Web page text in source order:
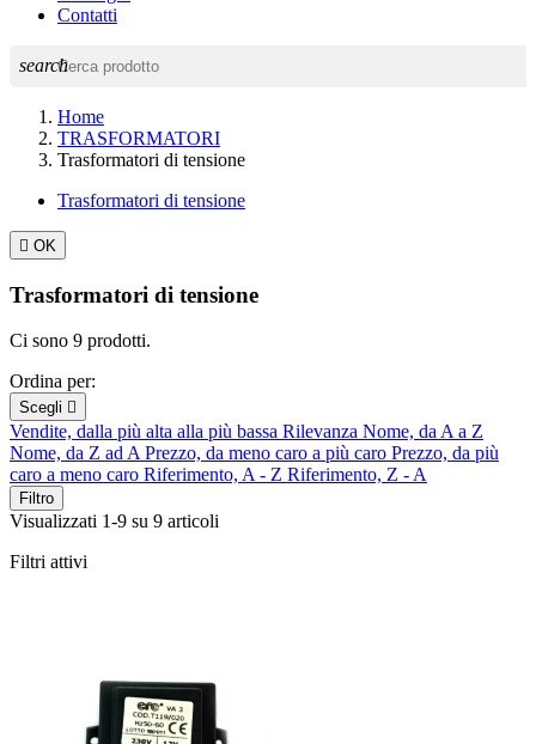
Contatti
search
Home
TRASFORMATORI
Trasformatori di tensione
Trasformatori di tensione
 OK
Trasformatori di tensione
Ci sono 9 prodotti.
Ordina per:
Scegli 
Vendite, dalla più alta alla più bassa Rilevanza Nome, da A a Z
Nome, da Z ad APrezzo, da meno caro a più caro Prezzo, da più
caro a meno caro Riferimento, A - Z Riferimento, Z - A
Filtro
Visualizzati 1-9 su 9 articoli
Filtri attivi